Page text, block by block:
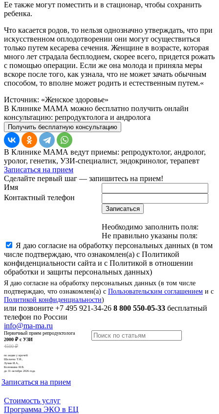
Ее также могут поместить и в стационар, чтобы сохранить
ребенка.
Что касается родов, то нельзя однозначно утверждать, что при
искусственном оплодотворении они могут осуществиться
только путем кесарева сечения. Женщине в возрасте, которая
много лет страдала бесплодием, скорее всего, придется рожать
с помощью операции. Если же она молода и приняла меры
вскоре после того, как узнала, что не может зачать обычным
способом, то вполне может родить и естественным путем.«
Источник: «Женское здоровье»
В Клинике МАМА можно бесплатно получить онлайн
консультацию: репродуктолога и андролога
Получить бесплатную консультацию
В Клинике МАМА ведут приемы: репродуктолог, андролог,
уролог, генетик, УЗИ-специалист, эндокринолог, терапевт
Записаться на прием
Сделайте первый шаг — запишитесь на прием!
Имя
Контактный телефон
Записаться
Необходимо заполнить поля:
Не правильно указаны поля:
Я даю согласие на обработку персональных данных (в том
числе подтверждаю, что ознакомлен(а) с Политикой
конфиденциальности сайта и с Политикой в отношении
обработки и защиты персональных данных)
Я даю согласие на обработку персональных данных (в том числе
подтверждаю, что ознакомлен(а) с Пользовательским соглашением и с
Политикой конфиденциальности)
или позвоните +7 495 921-34-26 8 800 550-05-33 бесплатный
телефон по России
info@ma-ma.ru
Первичный прием репродуктолога
2000 ₽ с УЗИ
4500 ₽
по акции у врачей:
Шалаева Т.И.,
Лучин И.А.,
Коленкина И.В.
до 31 октября 2026 года
Записаться на прием
Стоимость услуг
Программа ЭКО в ЕЦ